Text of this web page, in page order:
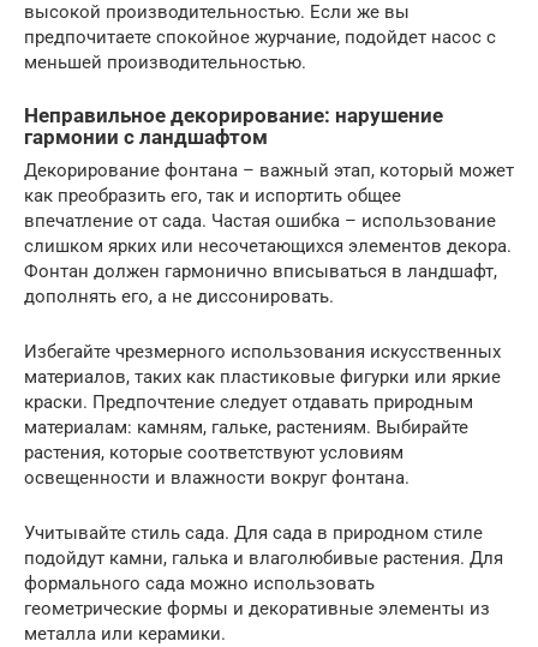
высокой производительностью. Если же вы
предпочитаете спокойное журчание, подойдет насос с
меньшей производительностью.
Неправильное декорирование: нарушение
гармонии с ландшафтом
Декорирование фонтана – важный этап, который может
как преобразить его, так и испортить общее
впечатление от сада. Частая ошибка – использование
слишком ярких или несочетающихся элементов декора.
Фонтан должен гармонично вписываться в ландшафт,
дополнять его, а не диссонировать.
Избегайте чрезмерного использования искусственных
материалов, таких как пластиковые фигурки или яркие
краски. Предпочтение следует отдавать природным
материалам: камням, гальке, растениям. Выбирайте
растения, которые соответствуют условиям
освещенности и влажности вокруг фонтана.
Учитывайте стиль сада. Для сада в природном стиле
подойдут камни, галька и влаголюбивые растения. Для
формального сада можно использовать
геометрические формы и декоративные элементы из
металла или керамики.